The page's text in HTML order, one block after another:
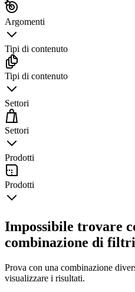
Argomenti
Tipi di contenuto
Tipi di contenuto
Settori
Settori
Prodotti
Prodotti
Impossibile trovare
combinazione di
Prova con una combinazione
visualizzare i risultati.